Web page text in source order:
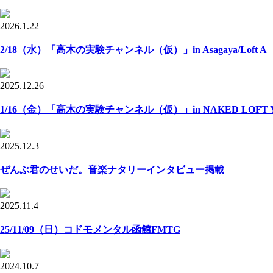
2026.1.22
2/18（水）「高木の実験チャンネル（仮）」in Asagaya/Loft A
2025.12.26
1/16（金）「高木の実験チャンネル（仮）」in NAKED LOFT
2025.12.3
ぜんぶ君のせいだ。音楽ナタリーインタビュー掲載
2025.11.4
25/11/09（日）コドモメンタル函館FMTG
2024.10.7